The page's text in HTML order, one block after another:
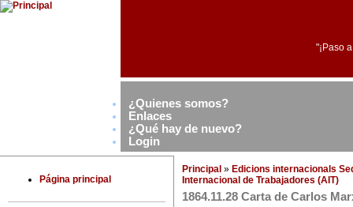
"¡Paso
¿Quienes somos?
Enlaces
¿Qué hay de nuevo?
Login
Página principal
Principal » Edicions internacionals
Internacional de Trabajadores (AIT)
1864.11.28 Carta de Carlos